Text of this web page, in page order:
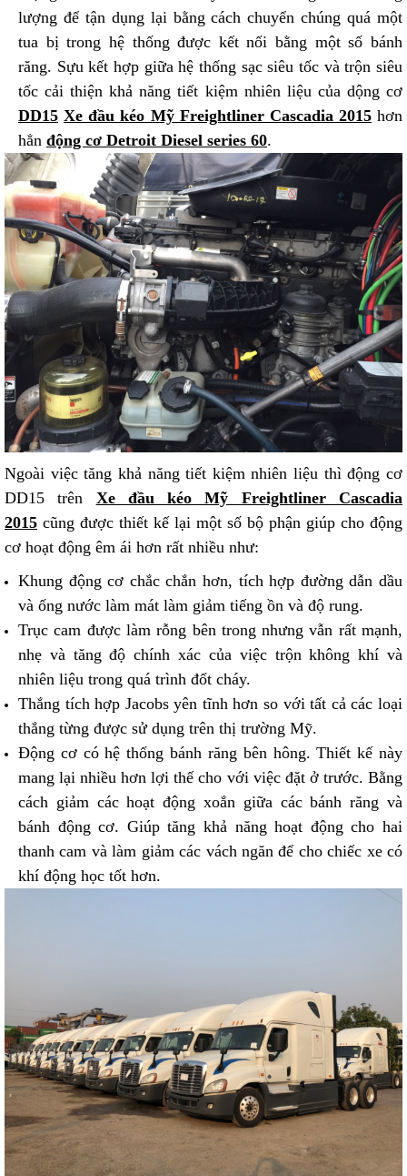
lượng để tận dụng lại bằng cách chuyển chúng quá một
tua bị trong hệ thống được kết nối bằng một số bánh
răng. Sựu kết hợp giữa hệ thống sạc siêu tốc và trộn siêu
tốc cải thiện khả năng tiết kiệm nhiên liệu của dộng cơ
DD15 Xe đầu kéo Mỹ Freightliner Cascadia 2015hơn
hẳn động cơ Detroit Diesel series 60.
Ngoài việc tăng khả năng tiết kiệm nhiên liệu thì động cơ
DD15 trên Xe đầu kéo Mỹ Freightliner Cascadia
2015 cũng được thiết kế lại một số bộ phận giúp cho động
cơ hoạt động êm ái hơn rất nhiều như:
Khung động cơ chắc chắn hơn, tích hợp đường dẫn dầu
và ống nước làm mát làm giảm tiếng ồn và độ rung.
Trục cam được làm rỗng bên trong nhưng vẫn rất mạnh,
nhẹ và tăng độ chính xác của việc trộn không khí và
nhiên liệu trong quá trình đốt cháy.
Thắng tích hợp Jacobs yên tĩnh hơn so với tất cả các loại
thắng từng được sử dụng trên thị trường Mỹ.
Động cơ có hệ thống bánh răng bên hông. Thiết kế này
mang lại nhiều hơn lợi thế cho với việc đặt ở trước. Bằng
cách giảm các hoạt động xoắn giữa các bánh răng và
bánh động cơ. Giúp tăng khả năng hoạt động cho hai
thanh cam và làm giảm các vách ngăn để cho chiếc xe có
khí động học tốt hơn.